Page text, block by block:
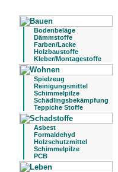
Bodenbeläge
Dämmstoffe
Farben/Lacke
Holzbaustoffe
Kleber/Montagestoffe
Spielzeug
Reinigungsmittel
Schimmelpilze
Schädlingsbekämpfung
Teppiche Stoffe
Asbest
Formaldehyd
Holzschutzmittel
Schimmelpilze
PCB